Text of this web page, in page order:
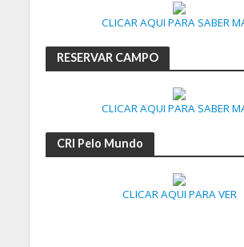
CLICAR AQUI PARA SABER
RESERVAR CAMPO
CLICAR AQUI PARA SABER
CRI Pelo Mundo
CLICAR AQUI PARA VER